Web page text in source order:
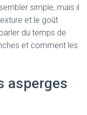
simple, mais il
et le goût
du temps de
et comment les
asperges